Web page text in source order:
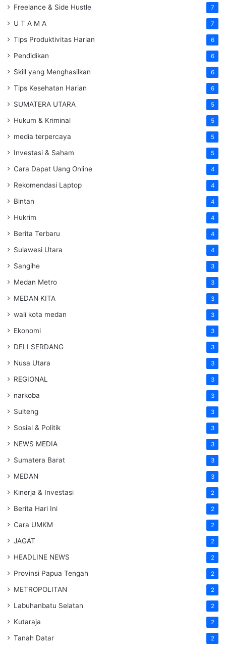
Freelance & Side Hustle 7
U T A M A 7
Tips Produktivitas Harian 6
Pendidikan 6
Skill yang Menghasilkan 6
Tips Kesehatan Harian 6
SUMATERA UTARA 5
Hukum & Kriminal 5
media terpercaya 5
Investasi & Saham 5
Cara Dapat Uang Online 4
Rekomendasi Laptop 4
Bintan 4
Hukrim 4
Berita Terbaru 4
Sulawesi Utara 4
Sangihe 3
Medan Metro 3
MEDAN KITA 3
wali kota medan 3
Ekonomi 3
DELI SERDANG 3
Nusa Utara 3
REGIONAL 3
narkoba 3
Sulteng 3
Sosial & Politik 3
NEWS MEDIA 3
Sumatera Barat 3
MEDAN 3
Kinerja & Investasi 2
Berita Hari Ini 2
Cara UMKM 2
JAGAT 2
HEADLINE NEWS 2
Provinsi Papua Tengah 2
METROPOLITAN 2
Labuhanbatu Selatan 2
Kutaraja 2
Tanah Datar 2